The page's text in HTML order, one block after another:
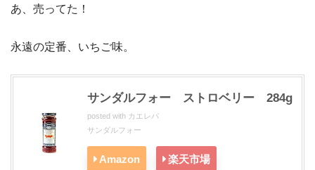
あ、売ってた！
永遠の定番、いちご味。
サンダルフォー ストロベリー 284g
posted with カエレバ
サンダルフォー
Amazon 楽天市場